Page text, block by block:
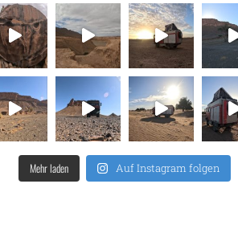
Mehr laden Auf Instagram folgen